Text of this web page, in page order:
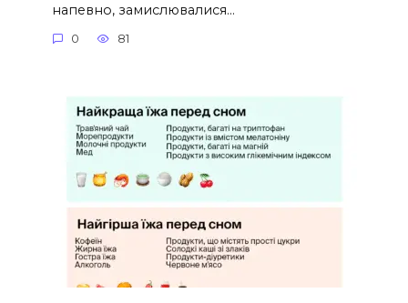
напевно, замислювалися…
0 81